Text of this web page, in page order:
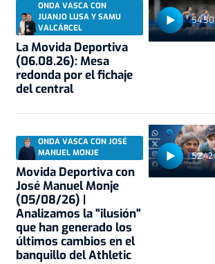
54:50
ONDA VASCA CON
JUANJO LUSA Y SAMU
VALCÁRCEL
La Movida Deportiva
(06.08.26): Mesa
redonda por el fichaje
del central
52:42
ONDA VASCA CON JOSÉ
MANUEL MONJE
Movida Deportiva con
José Manuel Monje
(05/08/26) |
Analizamos la "ilusión"
que han generado los
últimos cambios en el
banquillo del Athletic